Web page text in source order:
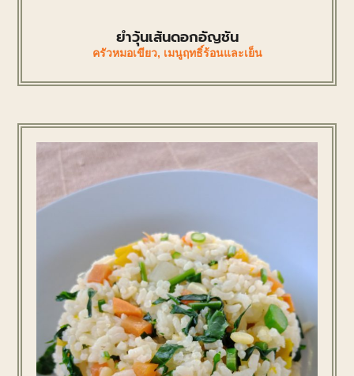
ยำวุ้นเส้นดอกอัญชัน
ครัวหมอเขียว, เมนูฤทธิ์ร้อนและเย็น